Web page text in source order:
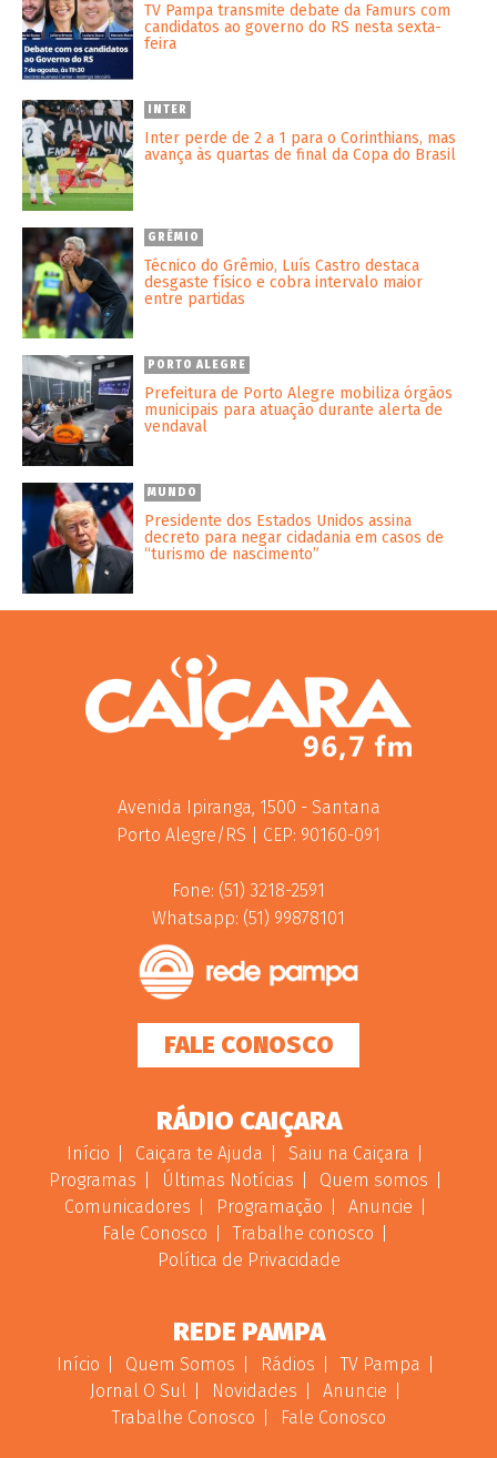
TV Pampa transmite debate da Famurs com
candidatos ao governo do RS nesta sexta-
feira
INTER
Inter perde de 2 a 1 para o Corinthians, mas
avança às quartas de final da Copa do Brasil
GRÊMIO
Técnico do Grêmio, Luís Castro destaca
desgaste físico e cobra intervalo maior
entre partidas
PORTO ALEGRE
Prefeitura de Porto Alegre mobiliza órgãos
municipais para atuação durante alerta de
vendaval
MUNDO
Presidente dos Estados Unidos assina
decreto para negar cidadania em casos de
“turismo de nascimento”
Avenida Ipiranga, 1500 - Santana
Porto Alegre/RS | CEP: 90160-091
Fone: (51) 3218-2591
Whatsapp: (51) 99878101
FALE CONOSCO
RÁDIO CAIÇARA
Início Caiçara te Ajuda
Saiu na Caiçara
Programas
Últimas Notícias
Quem somos
Comunicadores
Programação
Anuncie
Fale Conosco
Trabalhe conosco
Política de Privacidade
REDE PAMPA
Início Quem Somos Rádios
TV Pampa
Jornal O Sul
Novidades
Anuncie
Trabalhe Conosco
Fale Conosco